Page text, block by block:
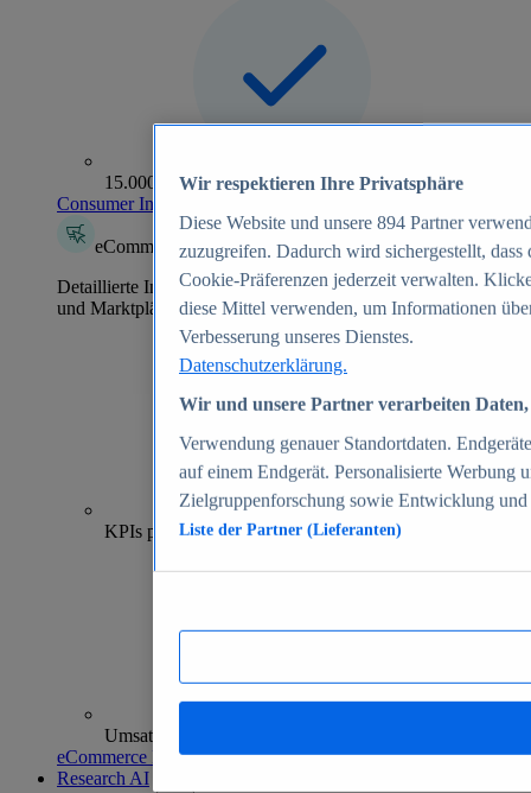
15.000+ Marken
Consumer Insights entdecken
eCommerce Insights
Detaillierte Informationen zu mehr als 39.000 Online-Shops
und Marktplätzen
70+
KPIs pro Shop
Umsatzanalysen und -prognosen
eCommerce Insights entdecken
Research AI
Wir respektieren Ihre Privatsphäre
Diese Website und unsere 894 Partner
zuzugreifen. Dadurch wird sichergestellt,
Cookie-Präferenzen jederzeit verwalten.
diese Mittel verwenden, um Informationen
Verbesserung unseres Dienstes.
Datenschutzerklärung.
Wir und unsere Partner verarbeiten
Verwendung genauer Standortdaten.
auf einem Endgerät. Personalisierte Werbung
Zielgruppenforschung sowie Entwicklung
Liste der Partner (Lieferanten)